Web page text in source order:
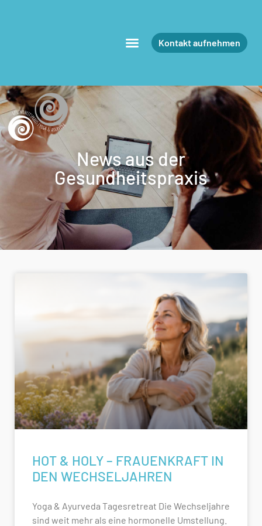
Kontakt aufnehmen
News aus der
Gesundheitspraxis
HOT & HOLY – FRAUENKRAFT IN
DEN WECHSELJAHREN
Yoga & Ayurveda Tagesretreat Die Wechseljahre
sind weit mehr als eine hormonelle Umstellung.